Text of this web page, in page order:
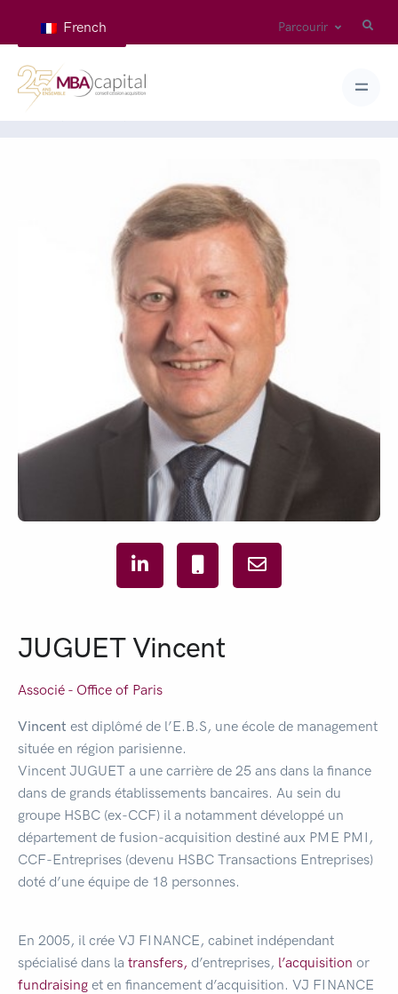
French Parcourir
JUGUET Vincent
Associé - Office of Paris
Vincent est diplômé de l’E.B.S, une école de management
située en région parisienne.
Vincent JUGUET a une carrière de 25 ans dans la finance
dans de grands établissements bancaires. Au sein du
groupe HSBC (ex-CCF) il a notamment développé un
département de fusion-acquisition destiné aux PME PMI,
CCF-Entreprises (devenu HSBC Transactions Entreprises)
doté d’une équipe de 18 personnes.
En 2005, il crée VJ FINANCE, cabinet indépendant
spécialisé dans la transfers, d’entreprises, l’acquisition or
fundraising et en financement d’acquisition. VJ FINANCE